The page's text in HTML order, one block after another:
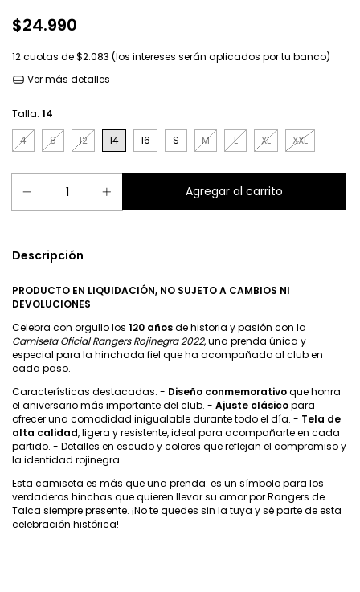
$24.990
12cuotas de$2.083 (los intereses serán aplicados por tu banco)
Ver más detalles
Talla: 14
4
8 12 14 16 S M L XL XXL
Descripción
PRODUCTO EN LIQUIDACIÓN, NO SUJETO A CAMBIOS NI
DEVOLUCIONES
Celebra con orgullo los 120 añosde historia y pasión con la
Camiseta Oficial Rangers Rojinegra 2022, una prenda única y
especial para la hinchada fiel que ha acompañado al club en
cada paso.
Características destacadas: - Diseño conmemorativoque honra
el aniversario más importante del club. - Ajuste clásicopara
ofrecer una comodidad inigualable durante todo el día. - Tela de
alta calidad, ligera y resistente, ideal para acompañarte en cada
partido. - Detalles en escudo y colores que reflejan el compromiso y
la identidad rojinegra.
Esta camiseta es más que una prenda: es un símbolo para los
verdaderos hinchas que quieren llevar su amor por Rangers de
Talca siempre presente. ¡No te quedes sin la tuya y sé parte de esta
celebración histórica!